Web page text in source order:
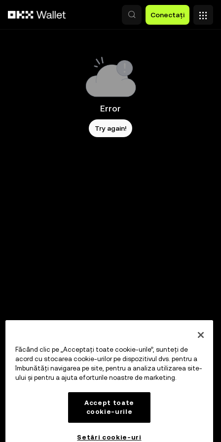
Conectați
Error
Try again!
Făcând clic pe „Acceptați toate cookie-urile”, sunteți de
acord cu stocarea cookie-urilor pe dispozitivul dvs. pentru a
îmbunătăți navigarea pe site, pentru a analiza utilizarea site-
ului și pentru a ajuta eforturile noastre de marketing.
Accept toate
cookie-urile
Setări cookie-uri